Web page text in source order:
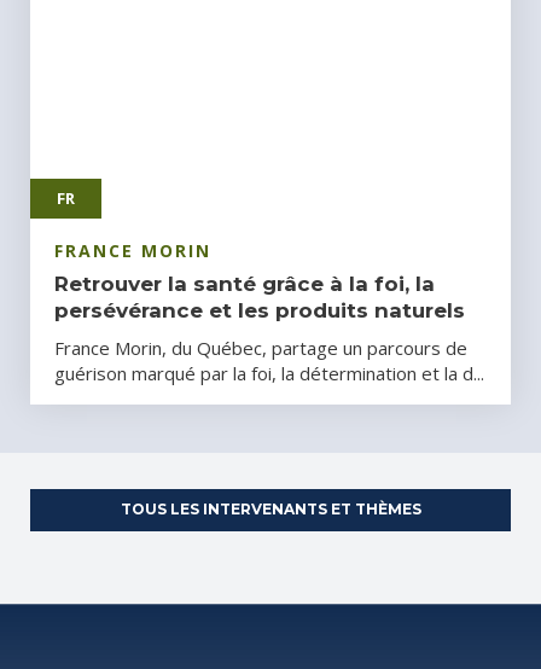
FR
FRANCE MORIN
Retrouver la santé grâce à la foi, la
persévérance et les produits naturels
France Morin, du Québec, partage un parcours de
guérison marqué par la foi, la détermination et la d...
TOUS LES INTERVENANTS ET THÈMES